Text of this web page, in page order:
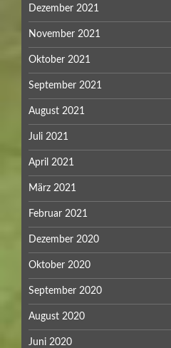
Dezember 2021
November 2021
Oktober 2021
September 2021
August 2021
Juli 2021
April 2021
März 2021
Februar 2021
Dezember 2020
Oktober 2020
September 2020
August 2020
Juni 2020